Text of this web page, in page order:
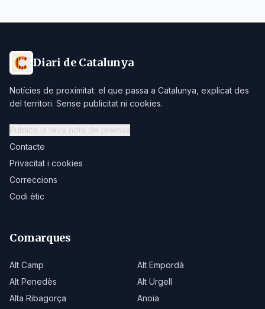
Diari de Catalunya
Notícies de proximitat: el que passa a Catalunya, explicat des
del territori. Sense publicitat ni cookies.
Publica la teva nota de premsa
Contacte
Privacitat i cookies
Correccions
Codi ètic
Comarques
Alt Camp
Alt Empordà
Alt Penedès
Alt Urgell
Alta Ribagorça
Anoia